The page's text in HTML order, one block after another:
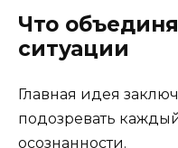
Что
ситуации
Главная идея
подозревать
осознанности.